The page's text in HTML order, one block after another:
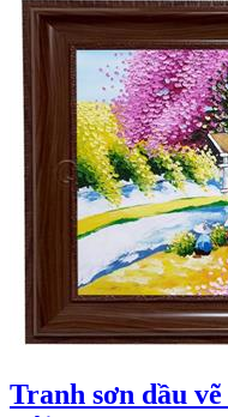
Tranh sơn dầu